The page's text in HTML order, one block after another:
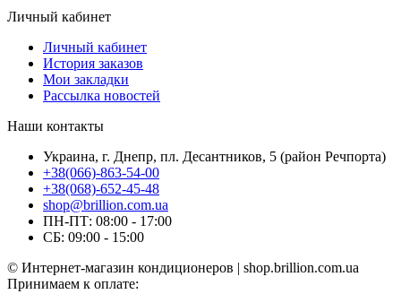
Личный кабинет
Личный кабинет
История заказов
Мои закладки
Рассылка новостей
Наши контакты
Украина, г. Днепр, пл. Десантников, 5 (район Речпорта)
+38(066)-863-54-00
+38(068)-652-45-48
shop@brillion.com.ua
ПН-ПТ: 08:00 - 17:00
СБ: 09:00 - 15:00
© Интернет-магазин кондиционеров | shop.brillion.com.ua
Принимаем к оплате: